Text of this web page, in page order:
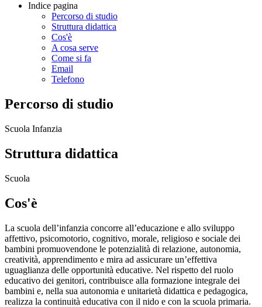
Indice pagina
Percorso di studio
Struttura didattica
Cos'è
A cosa serve
Come si fa
Email
Telefono
Percorso di studio
Scuola Infanzia
Struttura didattica
Scuola
Cos'è
La scuola dell’infanzia concorre all’educazione e allo sviluppo
affettivo, psicomotorio, cognitivo, morale, religioso e sociale dei
bambini promuovendone le potenzialità di relazione, autonomia,
creatività, apprendimento e mira ad assicurare un’effettiva
uguaglianza delle opportunità educative. Nel rispetto del ruolo
educativo dei genitori, contribuisce alla formazione integrale dei
bambini e, nella sua autonomia e unitarietà didattica e pedagogica,
realizza la continuità educativa con il nido e con la scuola primaria.